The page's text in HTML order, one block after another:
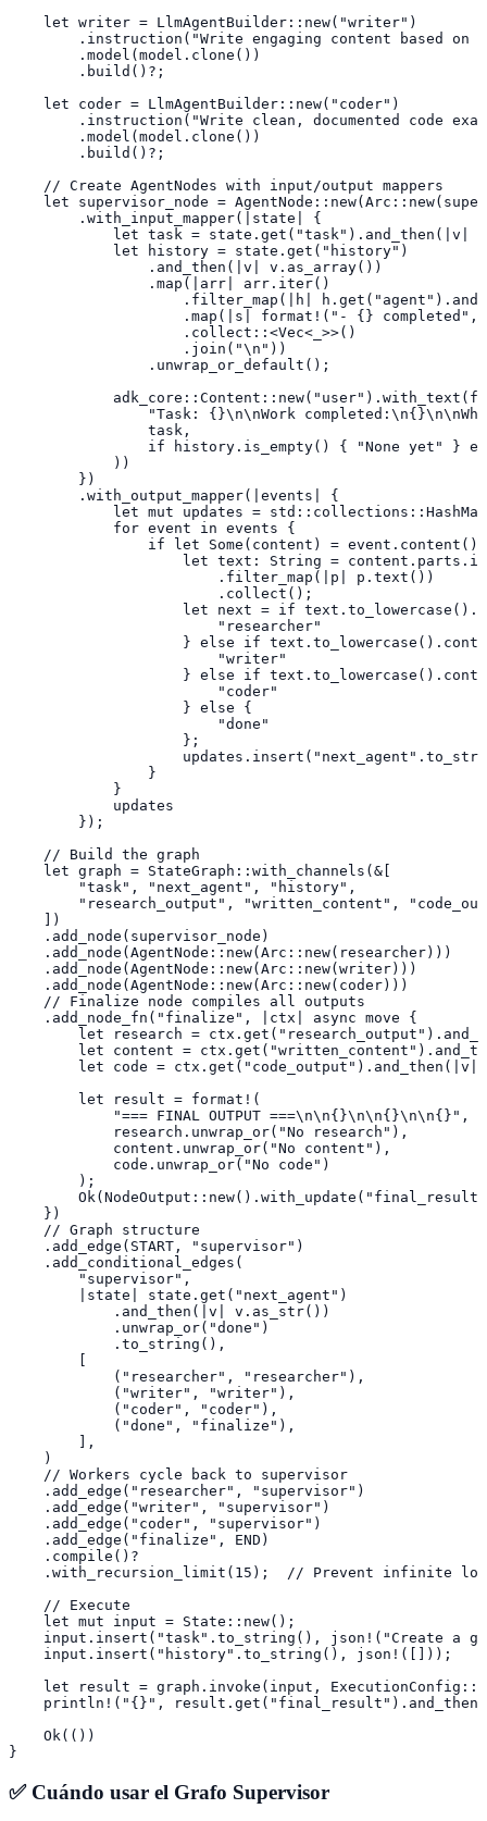
    let writer = LlmAgentBuilder::new("writer")
.instruction("Write engaging content based on
        .model(model.clone())
        .build()?;
    let coder = LlmAgentBuilder::new("coder")
.instruction("Write clean, documented code
        .model(model.clone())
        .build()?;
    // Create AgentNodes with input/output mappers
let supervisor_node =
        .with_input_mapper(|state| {
let task = state.get("task").and_then(|v|
            let history = state.get("history")
                .and_then(|v| v.as_array())
                .map(|arr| arr.iter()
.filter_map(|h|
.map(|s| format!("- {} completed",
                    .collect::<Vec<_>>()
                    .join("\n"))
                .unwrap_or_default();
"Task: {}\n\nWork
                task,
if history.is_empty() { "None yet" }
            ))
        })
        .with_output_mapper(|events| {
let mut updates =
            for event in events {
if let Some(content) = event.content()
let text: String =
                        .filter_map(|p| p.text())
                        .collect();
let next = if
                        "researcher"
} else if
                        "writer"
} else if
                        "coder"
                    } else {
                        "done"
                    };
                }
            }
            updates
        });
    // Build the graph
    let graph = StateGraph::with_channels(&[
        "task", "next_agent", "history",
"research_output", "written_content",
    ])
    .add_node(supervisor_node)
    .add_node(AgentNode::new(Arc::new(researcher)))
    .add_node(AgentNode::new(Arc::new(writer)))
    .add_node(AgentNode::new(Arc::new(coder)))
    // Finalize node compiles all outputs
    .add_node_fn("finalize", |ctx| async move {
let research =
let content =
let code = ctx.get("code_output").and_then(|v|
        let result = format!(
            "=== FINAL OUTPUT ===\n\n{}\n\n{}\n\n{}",
            research.unwrap_or("No research"),
            content.unwrap_or("No content"),
            code.unwrap_or("No code")
        );
    })
    // Graph structure
    .add_edge(START, "supervisor")
    .add_conditional_edges(
        "supervisor",
        |state| state.get("next_agent")
            .and_then(|v| v.as_str())
            .unwrap_or("done")
            .to_string(),
            ("researcher", "researcher"),
            ("writer", "writer"),
            ("coder", "coder"),
            ("done", "finalize"),
        ],
    )
    // Workers cycle back to supervisor
    .add_edge("researcher", "supervisor")
    .add_edge("writer", "supervisor")
    .add_edge("coder", "supervisor")
    .add_edge("finalize", END)
    .compile()?
.with_recursion_limit(15);  // Prevent infinite
    // Execute
    let mut input = State::new();
input.insert("task".to_string(), json!("Create a
    input.insert("history".to_string(), json!([]));
let result = graph.invoke(input,
println!("{}",
    Ok(())
}
✅ Cuándo usar el Grafo Supervisor